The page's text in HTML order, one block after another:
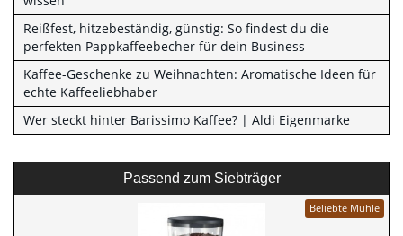
Reißfest, hitzebeständig, günstig: So findest du die
perfekten Pappkaffeebecher für dein Business
Kaffee-Geschenke zu Weihnachten: Aromatische Ideen für
echte Kaffeeliebhaber
Wer steckt hinter Barissimo Kaffee? | Aldi Eigenmarke
Passend zum Siebträger
Beliebte Mühle